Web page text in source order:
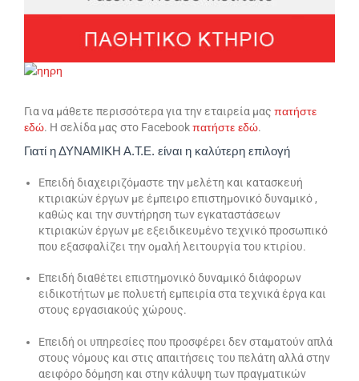
Για να μάθετε περισσότερα για την εταιρεία μας πατήστε
εδώ. Η σελίδα μας στο Facebookπατήστε εδώ.
Γιατί η ΔΥΝΑΜΙΚΗ Α.Τ.Ε. είναι η καλύτερη επιλογή
Επειδή διαχειριζόμαστε την μελέτη και κατασκευή
κτιριακών έργων με έμπειρο επιστημονικό δυναμικό ,
καθώς και την συντήρηση των εγκαταστάσεων
κτιριακών έργων με εξειδικευμένο τεχνικό προσωπικό
που εξασφαλίζει την ομαλή λειτουργία του κτιρίου.
Επειδή διαθέτει επιστημονικό δυναμικό διάφορων
ειδικοτήτων με πολυετή εμπει­ρία στα τεχνικά έργα και
στους εργασιακούς χώρους.
Επειδή οι υπηρεσίες που προσφέρει δεν σταματούν απλά
στους νόμους και στις απαιτήσεις του πελάτη αλλά στην
αειφόρο δόμηση και στην κάλυψη των πραγματικών